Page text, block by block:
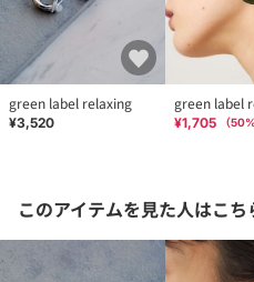
green label relaxing
¥3,520
green label
¥1,705 （50